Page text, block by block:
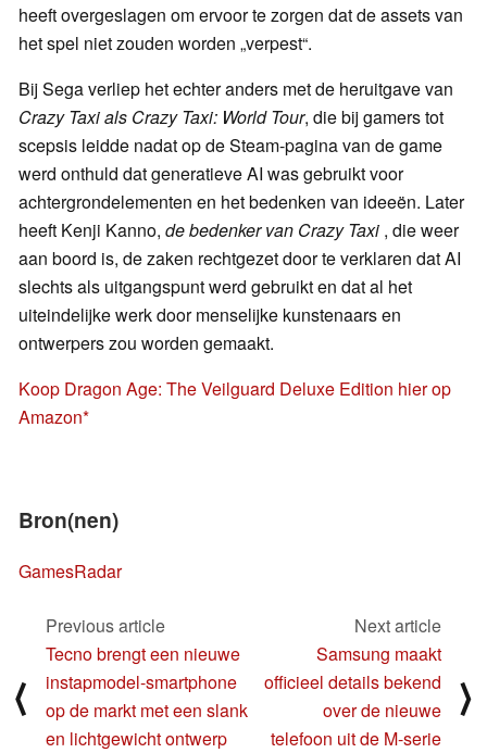
heeft overgeslagen om ervoor te zorgen dat de assets van
het spel niet zouden worden „verpest“.
Bij Sega verliep het echter anders met de heruitgave van
Crazy Taxi als Crazy Taxi: World Tour, die bij gamers tot
scepsis leidde nadat op de Steam-pagina van de game
werd onthuld dat generatieve AI was gebruikt voor
achtergrondelementen en het bedenken van ideeën. Later
heeft Kenji Kanno, de bedenker van Crazy Taxi , die weer
aan boord is, de zaken rechtgezet door te verklaren dat AI
slechts als uitgangspunt werd gebruikt en dat al het
uiteindelijke werk door menselijke kunstenaars en
ontwerpers zou worden gemaakt.
Koop Dragon Age: The Veilguard Deluxe Edition hier op
Amazon
Bron(nen)
GamesRadar
⟨
Previous article
Tecno brengt een nieuwe
instapmodel-smartphone
op de markt met een slank
en lichtgewicht ontwerp
Next article
Samsung maakt
officieel details bekend
over de nieuwe
telefoon uit de M-serie
⟩